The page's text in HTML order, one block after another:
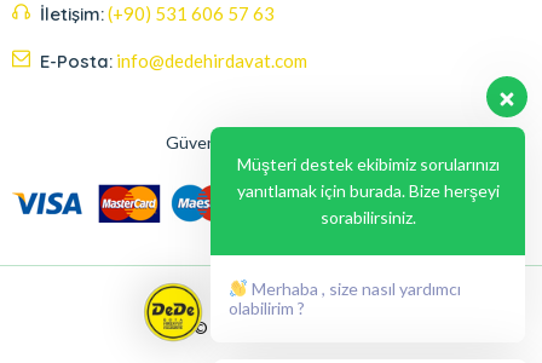
İletişim:(+90) 531 606 57 63
E-Posta: info@dedehirdavat.com
Güvenli Ödeme Seçenekleri
© 2024, Liabil Dizayn
Müşteri destek ekibimiz sorularınızı
yanıtlamak için burada. Bize herşeyi
sorabilirsiniz.
Merhaba , size nasıl yardımcı
olabilirim ?